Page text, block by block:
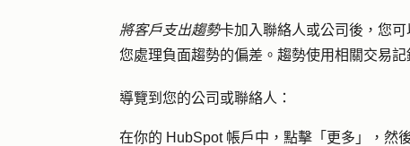
將客戶支出趨勢卡加入聯絡人或公司後，您
您處理負面趨勢的偏差。趨勢使用相關交易記
導覽到您的公司或聯絡人：
在你的 HubSpot 帳戶中，點擊 「更多」 ，然